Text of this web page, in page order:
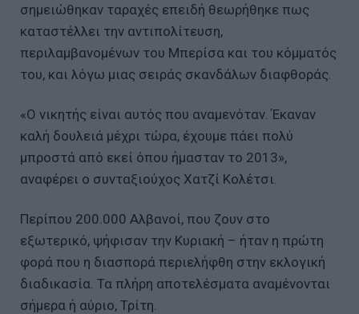
σημειώθηκαν ταραχές επειδή θεωρήθηκε πως
καταστέλλει την αντιπολίτευση,
περιλαμβανομένων του Μπερίσα και του κόμματός
του, και λόγω μιας σειράς σκανδάλων διαφθοράς.
«Ο νικητής είναι αυτός που αναμενόταν. Έκαναν
καλή δουλειά μέχρι τώρα, έχουμε πάει πολύ
μπροστά από εκεί όπου ήμασταν το 2013»,
αναφέρει ο συνταξιούχος Χατζί Κολέτσι.
Περίπου 200.000 Αλβανοί, που ζουν στο
εξωτερικό, ψήφισαν την Κυριακή – ήταν η πρώτη
φορά που η διασπορά περιελήφθη στην εκλογική
διαδικασία. Τα πλήρη αποτελέσματα αναμένονται
σήμερα ή αύριο, Τρίτη.